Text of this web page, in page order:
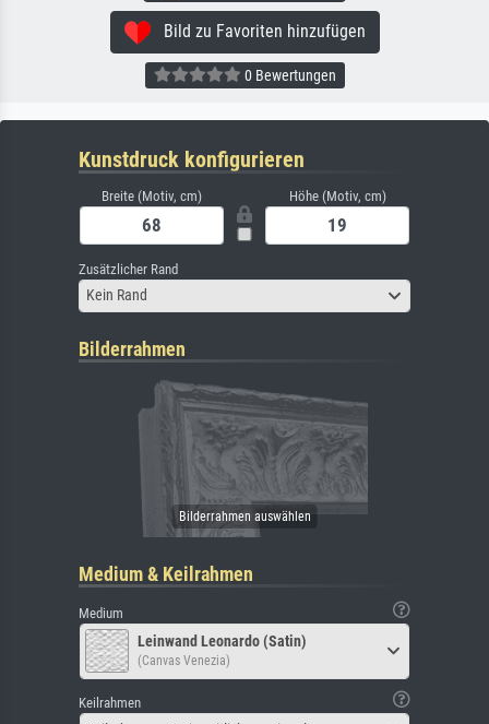
Bild zu Favoriten hinzufügen
0 Bewertungen
Kunstdruck konfigurieren
Breite (Motiv, cm) Höhe (Motiv, cm)
Zusätzlicher Rand
Kein Rand
Bilderrahmen
Medium & Keilrahmen
Medium
Leinwand Leonardo (Satin)
(Canvas Venezia)
Keilrahmen